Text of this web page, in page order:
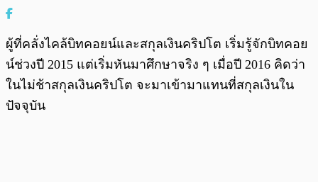
ผู้ที่คลั่งไคล้บิทคอยน์และสกุลเงินคริปโต เริ่มรู้จักบิทคอย
น์ช่วงปี 2015 แต่เริ่มหันมาศึกษาจริง ๆ เมื่อปี 2016 คิดว่า
ในไม่ช้าสกุลเงินคริปโต จะมาเข้ามาแทนที่สกุลเงินใน
ปัจจุบัน